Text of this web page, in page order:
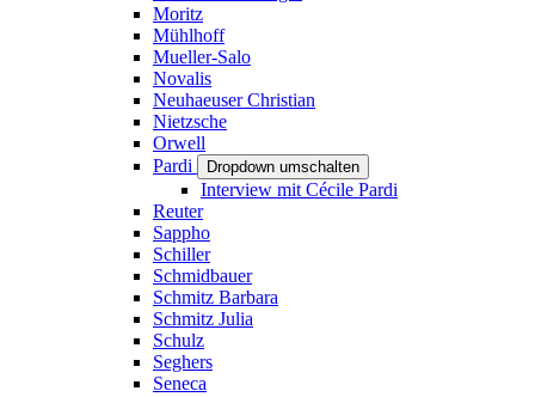
Moritz
Mühlhoff
Mueller-Salo
Novalis
Neuhaeuser Christian
Nietzsche
Orwell
Pardi
Dropdown umschalten
Interview mit Cécile Pardi
Reuter
Sappho
Schiller
Schmidbauer
Schmitz Barbara
Schmitz Julia
Schulz
Seghers
Seneca